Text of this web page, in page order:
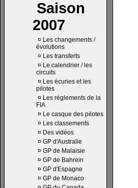
Saison
2007
¤ Les changements /
évolutions
¤ Les transferts
¤ Le calendrier / les
circuits
¤ Les écuries et les
pilotes
¤ Les réglements de la
FIA
¤ Le casque des pilotes
¤ Les classements
¤ Des vidéos
¤ GP d'Australie
¤ GP de Malaisie
¤ GP de Bahrein
¤ GP d'Espagne
¤ GP de Monaco